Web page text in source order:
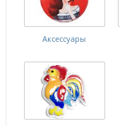
Аксессуары